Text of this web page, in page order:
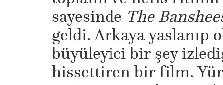
sayesinde The
geldi. Arkaya yaslanıp
büyüleyici bir şey
hissettiren bir film.